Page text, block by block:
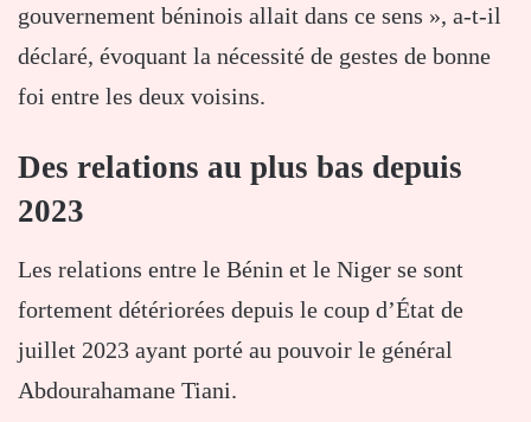
gouvernement béninois allait dans ce sens », a-t-il
déclaré, évoquant la nécessité de gestes de bonne
foi entre les deux voisins.
Des relations au plus bas depuis
2023
Les relations entre le Bénin et le Niger se sont
fortement détériorées depuis le coup d’État de
juillet 2023 ayant porté au pouvoir le général
Abdourahamane Tiani.